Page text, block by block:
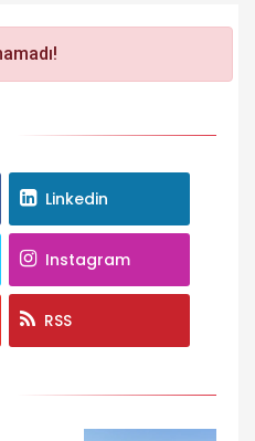
Linkedin
Instagram
RSS